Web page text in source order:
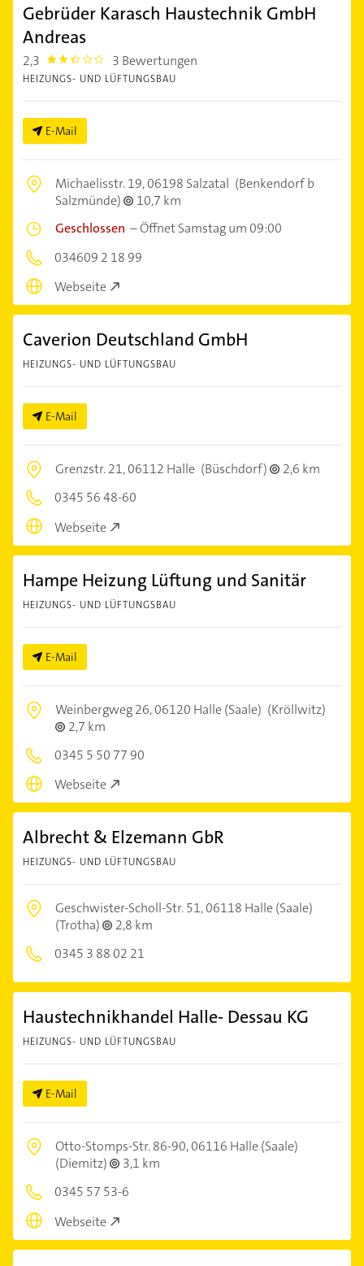
Gebrüder Karasch Haustechnik GmbH
Andreas
2,3 2.3 3 Bewertungen
HEIZUNGS- UND LÜFTUNGSBAU
E-Mail
Michaelisstr. 19,06198 Salzatal (Benkendorf b
Salzmünde)
10,7 km
Geschlossen –Öffnet Samstag um 09:00
034609 2 18 99
Webseite
Caverion Deutschland GmbH
HEIZUNGS- UND LÜFTUNGSBAU
E-Mail
Grenzstr. 21,06112 Halle (Büschdorf)
2,6 km
0345 56 48-60
Webseite
Hampe Heizung Lüftung und Sanitär
HEIZUNGS- UND LÜFTUNGSBAU
E-Mail
Weinbergweg 26,06120 Halle (Saale) (Kröllwitz)
2,7 km
0345 5 50 77 90
Webseite
Albrecht & Elzemann GbR
HEIZUNGS- UND LÜFTUNGSBAU
Geschwister-Scholl-Str. 51,06118 Halle (Saale)
(Trotha)
2,8 km
0345 3 88 02 21
Haustechnikhandel Halle- Dessau KG
HEIZUNGS- UND LÜFTUNGSBAU
E-Mail
Otto-Stomps-Str. 86-90,06116 Halle (Saale)
(Diemitz)
3,1 km
0345 57 53-6
Webseite